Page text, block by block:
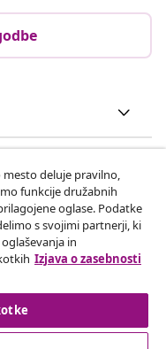
deluje pravilno,
funkcije družabnih
oglase. Podatke
s svojimi partnerji, ki
in
Izjava o zasebnosti